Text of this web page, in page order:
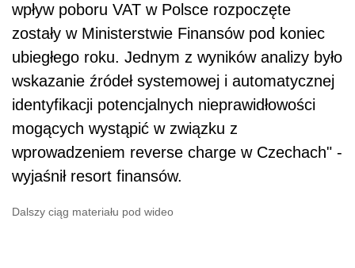
wpływ poboru VAT w Polsce rozpoczęte
zostały w Ministerstwie Finansów pod koniec
ubiegłego roku. Jednym z wyników analizy było
wskazanie źródeł systemowej i automatycznej
identyfikacji potencjalnych nieprawidłowości
mogących wystąpić w związku z
wprowadzeniem reverse charge w Czechach" -
wyjaśnił resort finansów.
Dalszy ciąg materiału pod wideo